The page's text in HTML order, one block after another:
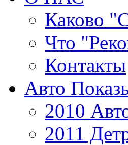
Каково
Что
Контакты
Авто
2010
2011